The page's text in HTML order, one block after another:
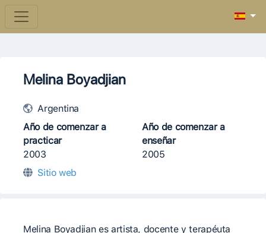
Melina Boyadjian
Argentina
Año de comenzar a
practicar
2003
Año de comenzar a
enseñar
2005
Sitio web
Melina Boyadjian es artista, docente y terapéuta